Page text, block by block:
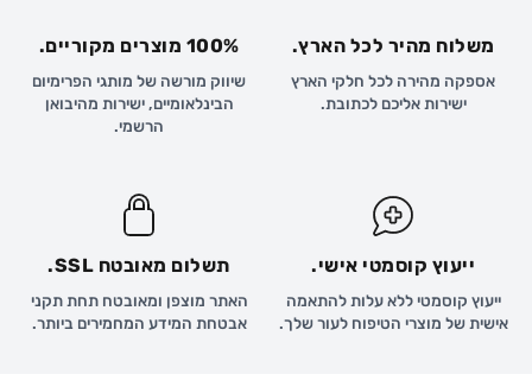
משלוח מהיר לכל הארץ.
אספקה מהירה לכל חלקי הארץ
ישירות אליכם לכתובת.
100% מוצרים מקוריים.
שיווק מורשה של מותגי הפרימיום
הבינלאומיים, ישירות מהיבואן
הרשמי.
ייעוץ קוסמטי אישי.
ייעוץ קוסמטי ללא עלות להתאמה
אישית של מוצרי הטיפוח לעור שלך.
תשלום מאובטח SSL.
האתר מוצפן ומאובטח תחת תקני
אבטחת המידע המחמירים ביותר.